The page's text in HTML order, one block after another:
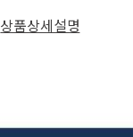
상품상세설명